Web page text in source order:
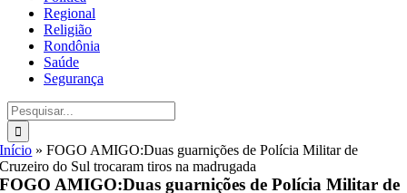
Regional
Religião
Rondônia
Saúde
Segurança
Buscar
resultados
para:
Início »FOGO AMIGO:Duas guarnições de Polícia Militar de
Cruzeiro do Sul trocaram tiros na madrugada
FOGO AMIGO:Duas guarnições de Polícia Militar de